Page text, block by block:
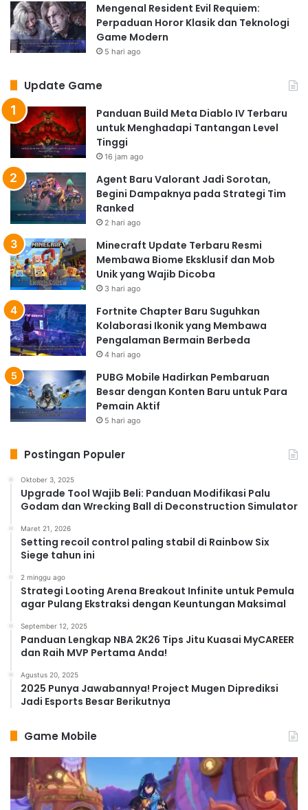
Mengenal Resident Evil Requiem:
Perpaduan Horor Klasik dan Teknologi
Game Modern
5 hari ago
Update Game
Panduan Build Meta Diablo IV Terbaru
untuk Menghadapi Tantangan Level
Tinggi
16 jam ago
Agent Baru Valorant Jadi Sorotan,
Begini Dampaknya pada Strategi Tim
Ranked
2 hari ago
Minecraft Update Terbaru Resmi
Membawa Biome Eksklusif dan Mob
Unik yang Wajib Dicoba
3 hari ago
Fortnite Chapter Baru Suguhkan
Kolaborasi Ikonik yang Membawa
Pengalaman Bermain Berbeda
4 hari ago
PUBG Mobile Hadirkan Pembaruan
Besar dengan Konten Baru untuk Para
Pemain Aktif
5 hari ago
Postingan Populer
Oktober 3, 2025
Upgrade Tool Wajib Beli: Panduan Modifikasi Palu
Godam dan Wrecking Ball di Deconstruction Simulator
Maret 21, 2026
Setting recoil control paling stabil di Rainbow Six
Siege tahun ini
2 minggu ago
Strategi Looting Arena Breakout Infinite untuk Pemula
agar Pulang Ekstraksi dengan Keuntungan Maksimal
September 12, 2025
Panduan Lengkap NBA 2K26 Tips Jitu Kuasai MyCAREER
dan Raih MVP Pertama Anda!
Agustus 20, 2025
2025 Punya Jawabannya! Project Mugen Diprediksi
Jadi Esports Besar Berikutnya
Game Mobile